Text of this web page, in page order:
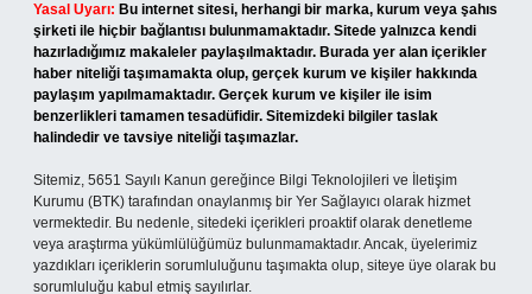
Yasal Uyarı: Bu internet sitesi, herhangi bir marka, kurum veya şahıs
şirketi ile hiçbir bağlantısı bulunmamaktadır. Sitede yalnızca kendi
hazırladığımız makaleler paylaşılmaktadır. Burada yer alan içerikler
haber niteliği taşımamakta olup, gerçek kurum ve kişiler hakkında
paylaşım yapılmamaktadır. Gerçek kurum ve kişiler ile isim
benzerlikleri tamamen tesadüfidir. Sitemizdeki bilgiler taslak
halindedir ve tavsiye niteliği taşımazlar.
Sitemiz, 5651 Sayılı Kanun gereğince Bilgi Teknolojileri ve İletişim
Kurumu (BTK) tarafından onaylanmış bir Yer Sağlayıcı olarak hizmet
vermektedir. Bu nedenle, sitedeki içerikleri proaktif olarak denetleme
veya araştırma yükümlülüğümüz bulunmamaktadır. Ancak, üyelerimiz
yazdıkları içeriklerin sorumluluğunu taşımakta olup, siteye üye olarak bu
sorumluluğu kabul etmiş sayılırlar.